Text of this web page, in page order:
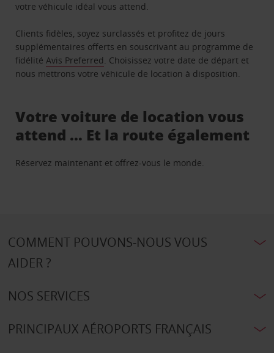
votre véhicule idéal vous attend.
Clients fidèles, soyez surclassés et profitez de jours
supplémentaires offerts en souscrivant au programme de
fidélitéAvis Preferred. Choisissez votre date de départ et
nous mettrons votre véhicule de location à disposition.
Votre voiture de location vous
attend … Et la route également
Réservez maintenant et offrez-vous le monde.
COMMENT POUVONS-NOUS VOUS
AIDER ?
NOS SERVICES
PRINCIPAUX AÉROPORTS FRANÇAIS